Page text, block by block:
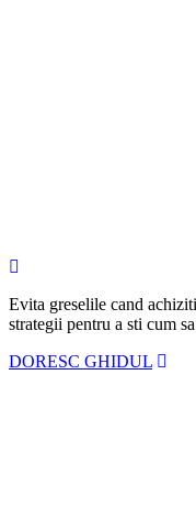
Evita greselile cand
strategii pentru a sti cum
DORESC GHIDUL